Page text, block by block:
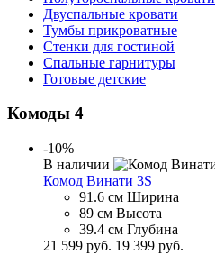
Двуспальные кровати
Тумбы прикроватные
Стенки для гостиной
Спальные гарнитуры
Готовые детские
Комоды 4
-10%
В наличии
Комод Винати 3S
91.6 см Ширина
89 см Высота
39.4 см Глубина
21 599 руб. 19 399 руб.